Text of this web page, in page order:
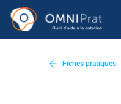
Fiches pratiques